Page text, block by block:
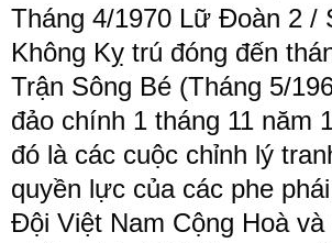
Tháng 4/1970 Lữ Đoàn 2 /
Không Kỵ trú đóng đến
Trận Sông Bé (Tháng 5/
đảo chính 1 tháng 11 năm
đó là các cuộc chỉnh lý
quyền lực của các phe
Đội Việt Nam Cộng Hoà và